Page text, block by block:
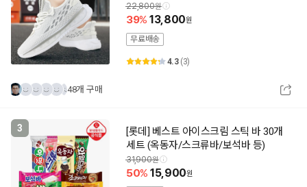
22,800
39 13,800
무료배송
4.3 (3)
48개 구매
3
[롯데] 베스트 아이스크림 스틱 바 30개
세트 (옥동자/스크류바/보석바 등)
31,900
50 15,900